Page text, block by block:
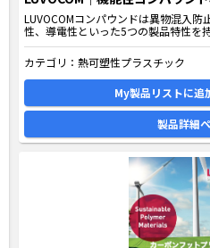
LUVOCOMコンパウンドは異物混入
性、導電性といった5つの製品特性を
カテゴリ： 熱可塑性プラスチック
My製品リストに追
製品詳細